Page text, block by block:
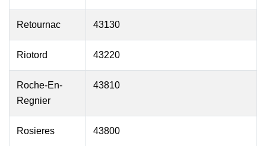
Retournac 43130
Riotord 43220
Roche-En-
Regnier
43810
Rosieres 43800